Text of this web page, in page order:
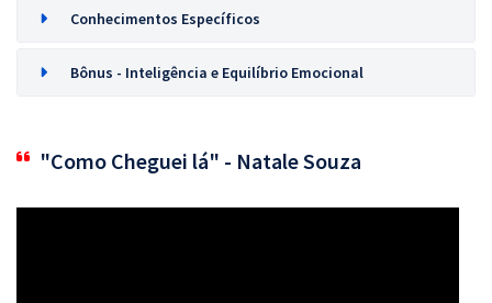
Conhecimentos Específicos
Bônus - Inteligência e Equilíbrio Emocional
"Como Cheguei lá" - Natale Souza